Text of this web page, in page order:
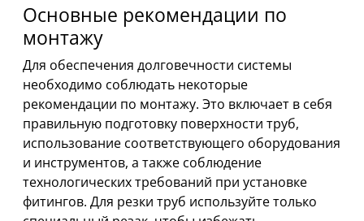
Основные рекомендации по
монтажу
Для обеспечения долговечности системы
необходимо соблюдать некоторые
рекомендации по монтажу. Это включает в себя
правильную подготовку поверхности труб,
использование соответствующего оборудования
и инструментов, а также соблюдение
технологических требований при установке
фитингов. Для резки труб используйте только